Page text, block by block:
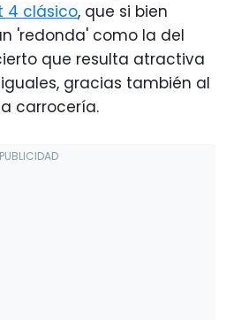
4 clásico, que si bien
'redonda' como la del
que resulta atractiva
gracias también al
carrocería.